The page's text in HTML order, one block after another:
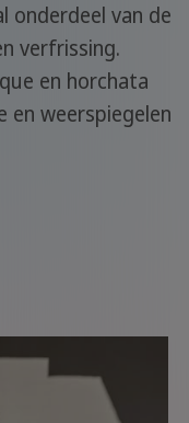
onderdeel van de
verfrissing.
en horchata
weerspiegelen